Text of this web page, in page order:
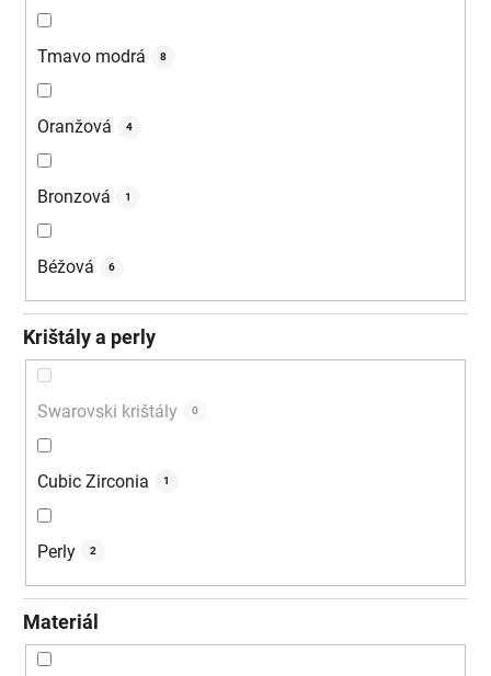
Tmavo modrá 8
Oranžová 4
Bronzová 1
Béžová 6
Krištály a perly
Swarovski krištály 0
Cubic Zirconia 1
Perly 2
Materiál